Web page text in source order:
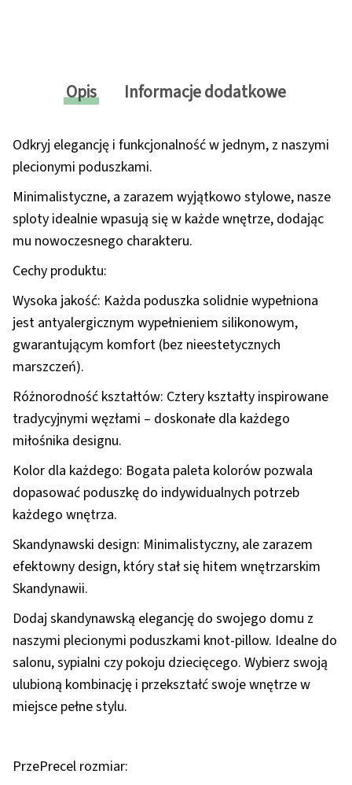
Opis Informacje dodatkowe
Odkryj elegancję i funkcjonalność w jednym, z naszymi
plecionymi poduszkami.
Minimalistyczne, a zarazem wyjątkowo stylowe, nasze
sploty idealnie wpasują się w każde wnętrze, dodając
mu nowoczesnego charakteru.
Cechy produktu:
Wysoka jakość: Każda poduszka solidnie wypełniona
jest antyalergicznym wypełnieniem silikonowym,
gwarantującym komfort (bez nieestetycznych
marszczeń).
Różnorodność kształtów: Cztery kształty inspirowane
tradycyjnymi węzłami – doskonałe dla każdego
miłośnika designu.
Kolor dla każdego: Bogata paleta kolorów pozwala
dopasować poduszkę do indywidualnych potrzeb
każdego wnętrza.
Skandynawski design: Minimalistyczny, ale zarazem
efektowny design, który stał się hitem wnętrzarskim
Skandynawii.
Dodaj skandynawską elegancję do swojego domu z
naszymi plecionymi poduszkami knot-pillow. Idealne do
salonu, sypialni czy pokoju dziecięcego. Wybierz swoją
ulubioną kombinację i przekształć swoje wnętrze w
miejsce pełne stylu.
PrzePrecel rozmiar: